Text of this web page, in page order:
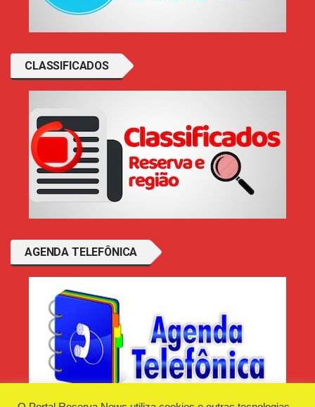
CLASSIFICADOS
AGENDA TELEFÔNICA